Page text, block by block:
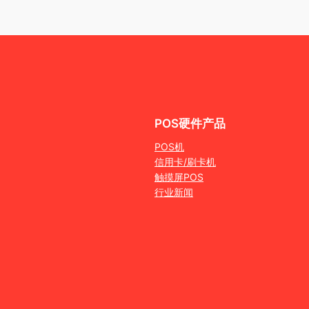
POS硬件产品
POS机
信用卡/刷卡机
触摸屏POS
行业新闻